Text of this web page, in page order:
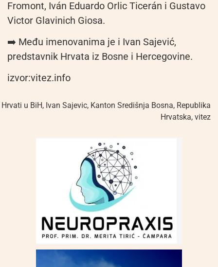
Fromont, Iván Eduardo Orlic Ticerán i Gustavo
Victor Glavinich Giosa.
➡️ Među imenovanima je i Ivan Sajević,
predstavnik Hrvata iz Bosne i Hercegovine.
izvor:vitez.info
Hrvati u BiH, Ivan Sajevic, Kanton Središnja Bosna, Republika
Hrvatska, vitez